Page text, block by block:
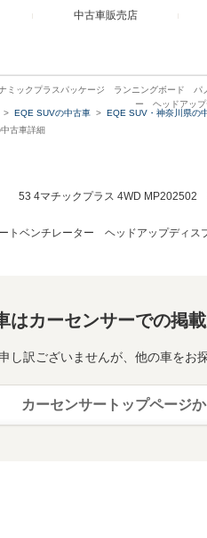
中古車販売店
ックプラスパッケージ ランニングボード パ
ー ヘッドアップ
EQE SUVの中古車 EQE SUV・神奈川県の
古車詳細
53 4マチックプラス 4WD
ベンチレーター ヘッドアップディス
はカーセンサーでの掲
し訳ございませんが、他の車をお
カーセンサートップページ